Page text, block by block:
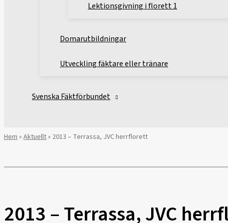
Lektionsgivning i florett 1
Domarutbildningar
Utveckling fäktare eller tränare
Svenska Fäktförbundet
Hem » Aktuellt» 2013 – Terrassa, JVC herrflorett
2013 – Terrassa, JVC